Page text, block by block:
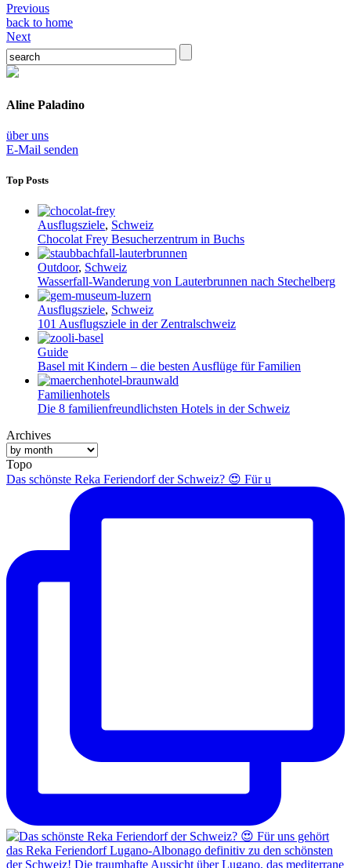
Previous
back to home
Next
Aline Paladino
über uns
E-Mail senden
Top Posts
Ausflugsziele, Schweiz
Chocolat Frey Besucherzentrum in Buchs
Outdoor, Schweiz
Wasserfall-Wanderung von Lauterbrunnen nach Stechelberg
Ausflugsziele, Schweiz
101 Ausflugsziele in der Zentralschweiz
Guide
Basel mit Kindern – die besten Ausflüge für Familien
Familienhotels
Die 8 familienfreundlichsten Hotels in der Schweiz
Archives
Topo
Das schönste Reka Feriendorf der Schweiz? 😍 Für u